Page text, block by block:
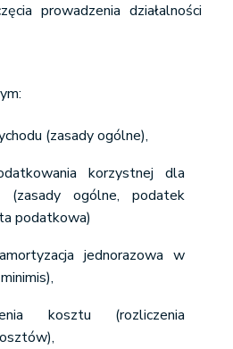
prowadzenia działalności
(zasady ogólne),
korzystnej dla
(zasady ogólne, podatek
podatkowa)
jednorazowa w
kosztu (rozliczenia